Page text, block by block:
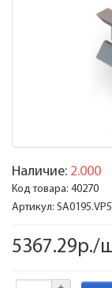
Наличие: 2.000
Код товара: 40270
Артикул:
5367.29р./